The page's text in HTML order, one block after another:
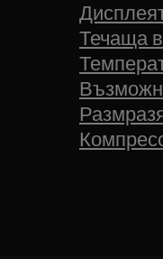
Течаща